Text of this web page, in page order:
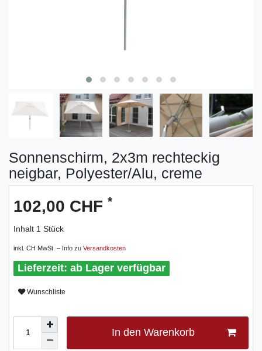
Sonnenschirm, 2x3m rechteckig
neigbar, Polyester/Alu, creme
102,00 CHF *
Inhalt 1 Stück
inkl. CH MwSt. – Info zu Versandkosten
ab Lager verfügbar
Wunschliste
In den Warenkorb